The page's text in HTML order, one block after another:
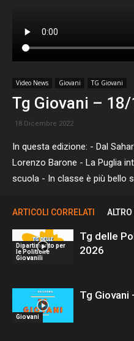
Video News Giovani TG Giovani
Tg Giovani –
18 Dicembre 2022
In questa edizione: - Dal
Lorenzo Barone - La Puglia
scuola - In classe è più bello
ARTICOLI CORRELATI
Dipartimento per
le Politiche
Giovanili
Tg delle
2026
Giovani
Tg